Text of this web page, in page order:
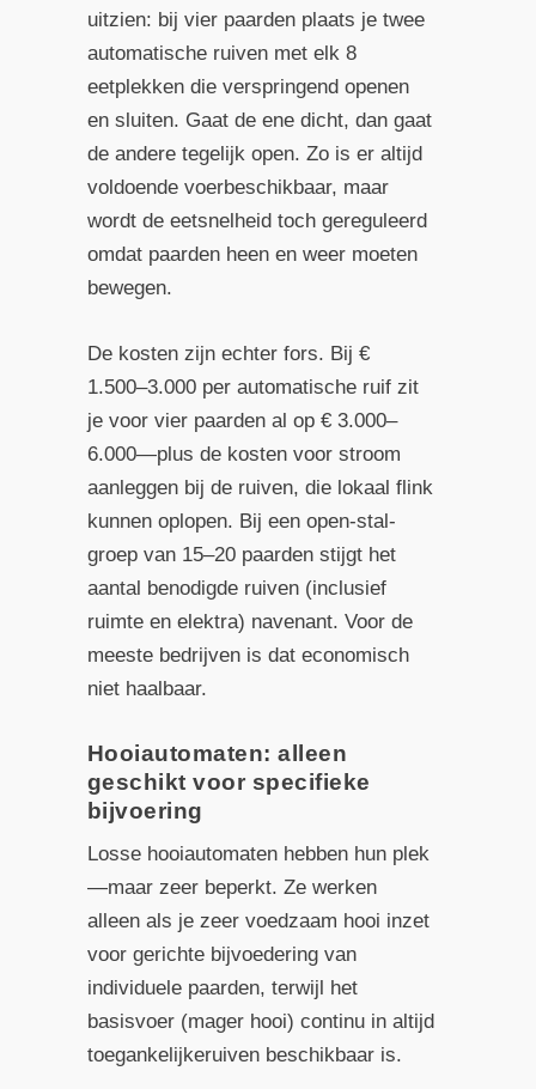
uitzien: bij vier paarden plaats je twee
automatische ruiven met elk 8
eetplekken die verspringend openen
en sluiten. Gaat de ene dicht, dan gaat
de andere tegelijk open. Zo is er altijd
voldoende voerbeschikbaar, maar
wordt de eetsnelheid toch gereguleerd
omdat paarden heen en weer moeten
bewegen.
De kosten zijn echter fors. Bij €
1.500–3.000 per automatische ruif zit
je voor vier paarden al op € 3.000–
6.000—plus de kosten voor stroom
aanleggen bij de ruiven, die lokaal flink
kunnen oplopen. Bij een open-stal­
groep van 15–20 paarden stijgt het
aantal benodigde ruiven (inclusief
ruimte en elektra) navenant. Voor de
meeste bedrijven is dat economisch
niet haalbaar.
Hooi­automaten: alleen
geschikt voor specifieke
bijvoering
Losse hooi­automaten hebben hun plek
—maar zeer beperkt. Ze werken
alleen als je zeer voedzaam hooi inzet
voor gerichte bijvoedering van
individuele paarden, terwijl het
basisvoer (mager hooi) continu in altijd
toegankelijkeruiven beschikbaar is.